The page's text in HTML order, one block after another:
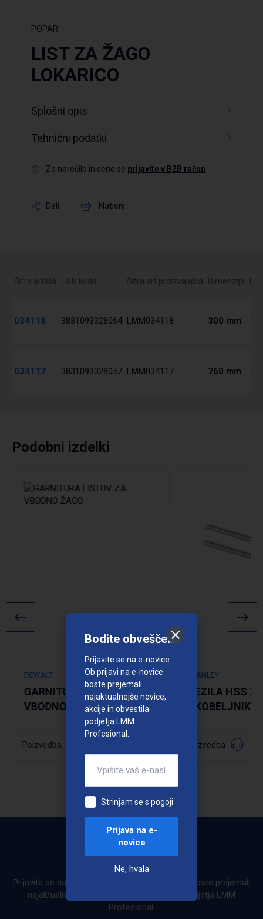
POPAR
LIST ZA ŽAGO
LOKARICO
Splošni opis
Tehnični podatki
Za naročilo in ceno se prijavite v B2B račun
Deli Natisni
Šifra artikla EAN koda Šifra art.proizvajalca Dimenzija
034118 3831093328064 LMM034118 300 mm 1 /
034117 3831093328057 LMM034117 760 mm 1 /
Podobni izdelki
DEWALT
GARNITURA LISTOV ZA
VBODNO ŽAGO
Poizvedba
STANLEY
REZILA HSS ZA
SKOBELJNIK -
Poizvedba
Bodite obveščeni
Prijavite se na e-novice. Ob prijavi na e-novice boste prejemali
najaktualnejše novice, akcije in obvestila podjetja LMM
Profesional.
Bodite obveščeni
Prijavite se na e-novice.
Ob prijavi na e-novice
boste prejemali
najaktualnejše novice,
akcije in obvestila
podjetja LMM
Profesional.
Strinjam se s pogoji
Prijava na e-
novice
Ne, hvala